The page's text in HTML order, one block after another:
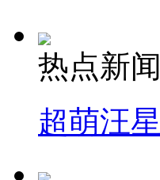
热点新闻
超萌汪